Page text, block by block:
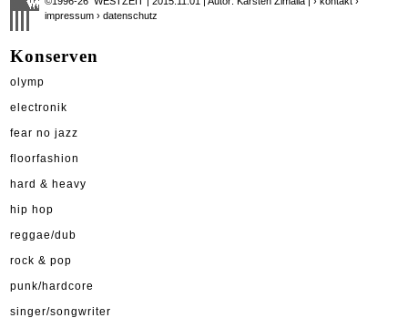
impressum › datenschutz
Konserven
olymp
electronik
fear no jazz
floorfashion
hard & heavy
hip hop
reggae/dub
rock & pop
punk/hardcore
singer/songwriter